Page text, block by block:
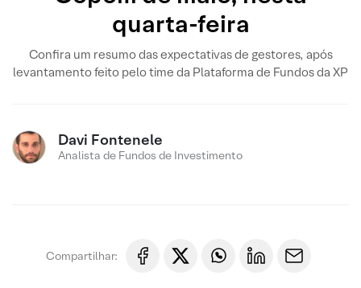
quarta-feira
Confira um resumo das expectativas de gestores, após
levantamento feito pelo time da Plataforma de Fundos da XP
Davi Fontenele
Analista de Fundos de Investimento
Compartilhar: